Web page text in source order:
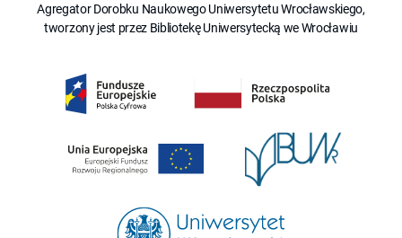
Agregator Dorobku Naukowego Uniwersytetu Wrocławskiego,
tworzony jest przez Bibliotekę Uniwersytecką we Wrocławiu